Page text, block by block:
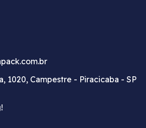
1020, Campestre - Piracicaba - SP